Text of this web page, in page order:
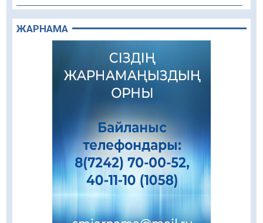
Құрылыс қарқыны – қала дамуының айғағы
08.08.2026
Зәулім ғимараттарда туған жерді түлеткен
азаматтардың қолтаңбасы бар
Еңбегі ерлікпен тең мамандық
Даналықтың шырағданы, ой-сананың
шамшырағы
08.08.2026
Кенеге қарсы залалсыздандыру жұмыстары
жүргізілуде
ЖАРНАМА